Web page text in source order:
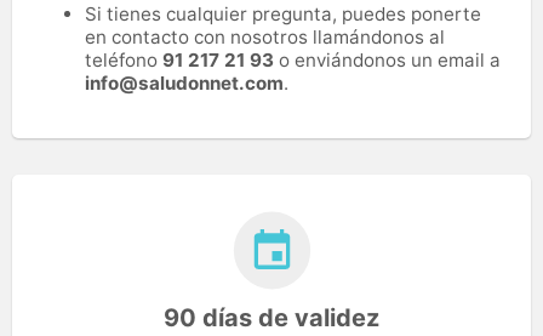
Si tienes cualquier pregunta, puedes ponerte
en contacto con nosotros llamándonos al
teléfono 91 217 21 93 o enviándonos un email a
info@saludonnet.com.
90 días de validez